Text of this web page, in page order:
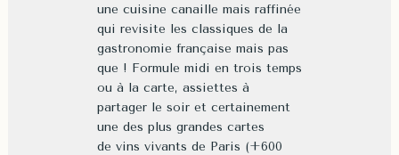
une cuisine canaille mais raffinée
qui revisite les classiques de la
gastronomie française mais pas
que ! Formule midi en trois temps
ou à la carte, assiettes à
partager le soir et certainement
une des plus grandes cartes
de vins vivants de Paris (+600